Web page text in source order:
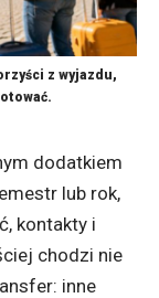
z wyjazdu,
dodatkiem
lub rok,
kontakty i
chodzi nie
inne